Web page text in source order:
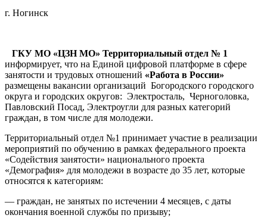
г. Ногинск
ГКУ МО «ЦЗН МО» Территориальный отдел № 1
информирует, что на Единой цифровой платформе в сфере
занятости и трудовых отношений «Работа в России»
размещены вакансии организаций Богородского городского
округа и городских округов: Электросталь, Черноголовка,
Павловский Посад, Электроугли для разных категорий
граждан, в том числе для молодежи.
Территориальный отдел №1 принимает участие в реализации
мероприятий по обучению в рамках федерального проекта
«Содействия занятости» национального проекта
«Демография» для молодежи в возрасте до 35 лет, которые
относятся к категориям:
— граждан, не занятых по истечении 4 месяцев, с даты
окончания военной службы по призыву;